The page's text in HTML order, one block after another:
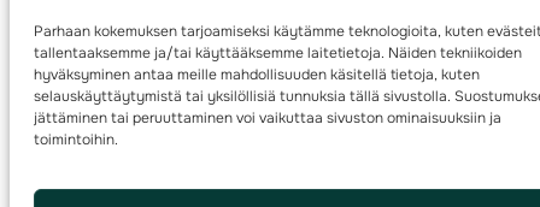
Parhaan kokemuksen tarjoamiseksi käytämme teknologioita, kuten
tallentaaksemme ja/tai käyttääksemme laitetietoja. Näiden tekniikoiden
hyväksyminen antaa meille mahdollisuuden käsitellä tietoja, kuten
selauskäyttäytymistä tai yksilöllisiä tunnuksia tällä sivustolla.
jättäminen tai peruuttaminen voi vaikuttaa sivuston ominaisuuksiin ja
toimintoihin.
info(a)suunnistusliitto.fi,Rastilipun asiat: rastilippu(a)suunnistusliitto.fi
Kilpailut ja kuntorastit – Rastilippu:::Rastilipun ohjeet
Etsi